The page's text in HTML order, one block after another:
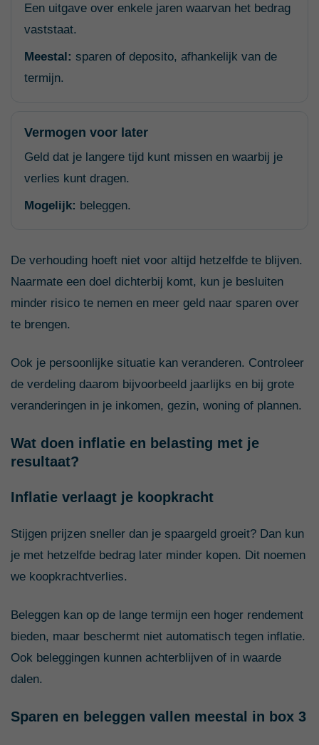
Een uitgave over enkele jaren waarvan het bedrag
vaststaat.
Meestal: sparen of deposito, afhankelijk van de
termijn.
Vermogen voor later
Geld dat je langere tijd kunt missen en waarbij je
verlies kunt dragen.
Mogelijk: beleggen.
De verhouding hoeft niet voor altijd hetzelfde te blijven.
Naarmate een doel dichterbij komt, kun je besluiten
minder risico te nemen en meer geld naar sparen over
te brengen.
Ook je persoonlijke situatie kan veranderen. Controleer
de verdeling daarom bijvoorbeeld jaarlijks en bij grote
veranderingen in je inkomen, gezin, woning of plannen.
Wat doen inflatie en belasting met je
resultaat?
Inflatie verlaagt je koopkracht
Stijgen prijzen sneller dan je spaargeld groeit? Dan kun
je met hetzelfde bedrag later minder kopen. Dit noemen
we koopkrachtverlies.
Beleggen kan op de lange termijn een hoger rendement
bieden, maar beschermt niet automatisch tegen inflatie.
Ook beleggingen kunnen achterblijven of in waarde
dalen.
Sparen en beleggen vallen meestal in box 3